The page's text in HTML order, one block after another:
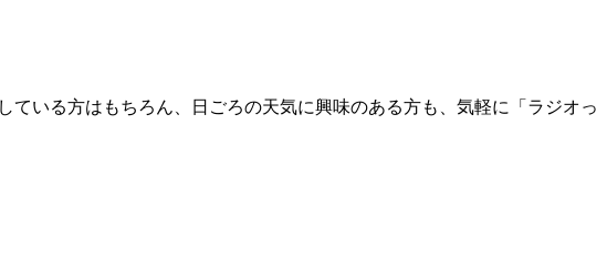
いる方はもちろん、日ごろの天気に興味のある方も、気軽に「ラジオっ